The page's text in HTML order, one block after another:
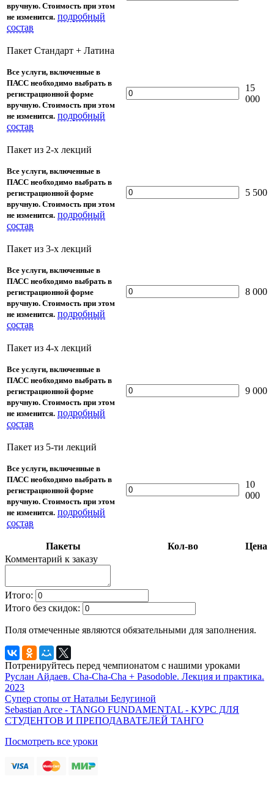
вручную. Стоимость при этом
не изменится. подробный
состав
Пакет Стандарт + Латина
Все услуги, включенные в
ПАСС необходимо выбрать в
регистрационной форме
вручную. Стоимость при этом
не изменится. подробный
состав
15
000
Пакет из 2-х лекций
Все услуги, включенные в
ПАСС необходимо выбрать в
регистрационной форме
вручную. Стоимость при этом
не изменится. подробный
состав
5 500
Пакет из 3-х лекций
Все услуги, включенные в
ПАСС необходимо выбрать в
регистрационной форме
вручную. Стоимость при этом
не изменится. подробный
состав
8 000
Пакет из 4-х лекций
Все услуги, включенные в
ПАСС необходимо выбрать в
регистрационной форме
вручную. Стоимость при этом
не изменится. подробный
состав
9 000
Пакет из 5-ти лекций
Все услуги, включенные в
ПАСС необходимо выбрать в
регистрационной форме
вручную. Стоимость при этом
не изменится. подробный
состав
10
000
Пакеты Кол-во
Цена
Комментарий к заказу
Итого:
Итого без скидок:
Поля отмеченные являются обязательными для заполнения.
Потренируйтесь перед чемпионатом с нашими уроками
Руслан Айдаев. Cha-Cha-Cha + Pasodoble. Лекция и практика.
2023
Супер стопы от Натальи Белугиной
Sebastian Arce - TANGO FUNDAMENTAL - КУРС ДЛЯ
СТУДЕНТОВ И ПРЕПОДАВАТЕЛЕЙ ТАНГО
Посмотреть все уроки